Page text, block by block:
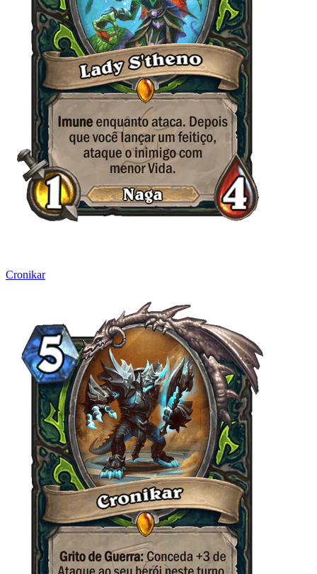
Cronikar